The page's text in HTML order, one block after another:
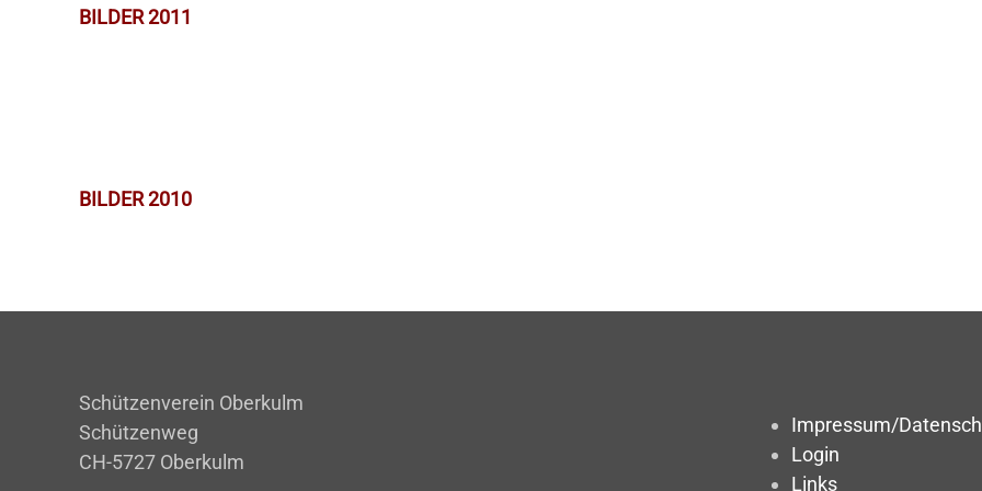
BILDER 2011
BILDER 2010
Schützenverein Oberkulm
Schützenweg
CH-5727 Oberkulm
Impressum/
Login
Links